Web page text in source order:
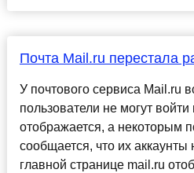
Почта Mail.ru перестала
У почтового сервиса Mail.ru
пользователи не могут
отображается, а некоторым
сообщается, что их
главной странице mail.ru